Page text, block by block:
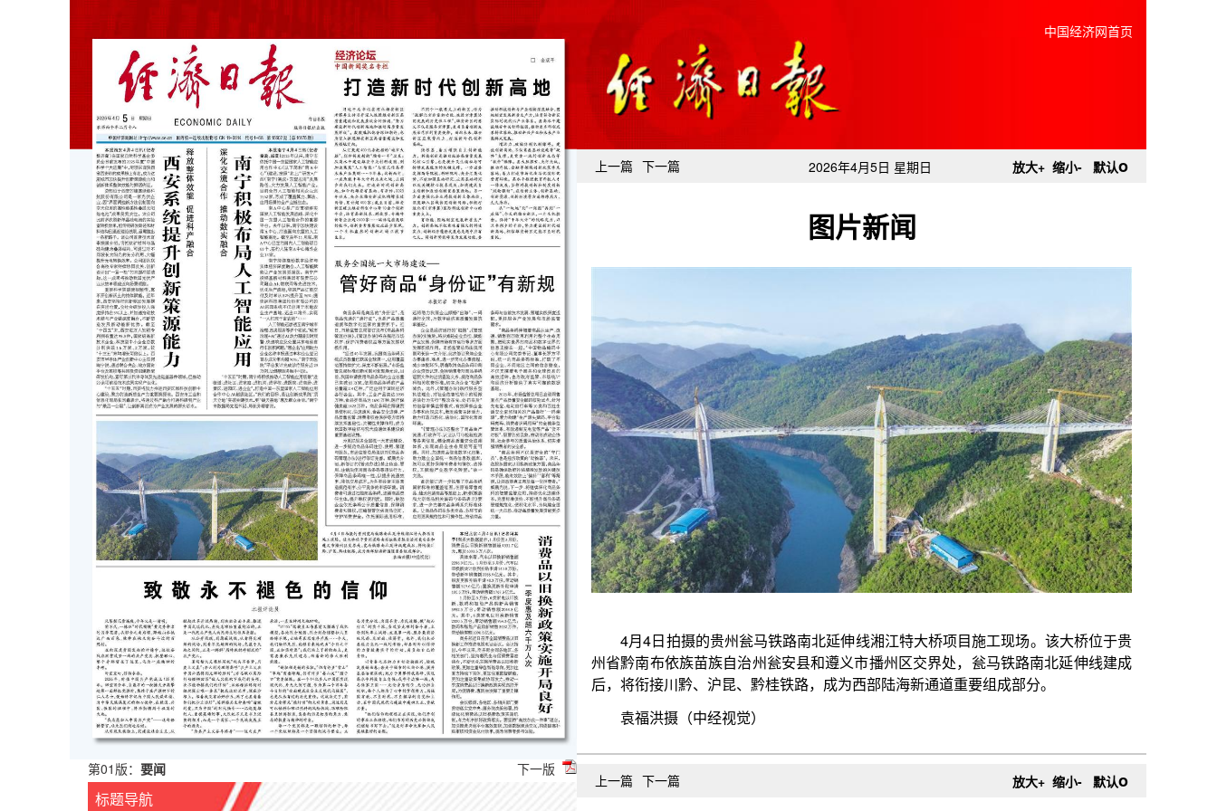
第01版： 要闻 下一版
标题导航
中国经济网首页
上一篇 下一篇 2026年4月5日 星期日 放大+ 缩小- 默认o
图片新闻
4月4日拍摄的贵州瓮马铁路南北延伸线湘江特大桥项目施工现场。该大桥位于贵
州省黔南布依族苗族自治州瓮安县和遵义市播州区交界处，瓮马铁路南北延伸线建成
后，将衔接川黔、沪昆、黔桂铁路，成为西部陆海新通道重要组成部分。
袁福洪摄（中经视觉）
上一篇 下一篇 放大+ 缩小- 默认o